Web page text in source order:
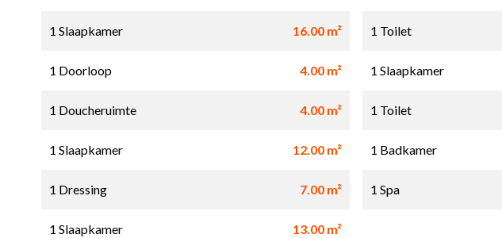
1 Slaapkamer 16.00 m² 1 Toilet
1 Doorloop 4.00 m² 1 Slaapkamer
1 Doucheruimte 4.00 m² 1 Toilet
1 Slaapkamer 12.00 m² 1 Badkamer
1 Dressing 7.00 m² 1 Spa
1 Slaapkamer 13.00 m²